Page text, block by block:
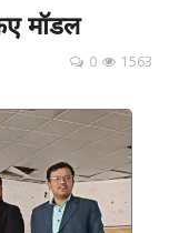
मॉडल
1563
0